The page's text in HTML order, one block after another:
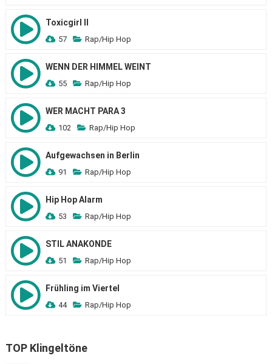
Toxicgirl II
57 Rap/Hip Hop
WENN DER HIMMEL WEINT
55 Rap/Hip Hop
WER MACHT PARA 3
102 Rap/Hip Hop
Aufgewachsen in Berlin
91 Rap/Hip Hop
Hip Hop Alarm
53 Rap/Hip Hop
STIL ANAKONDE
51 Rap/Hip Hop
Frühling im Viertel
44 Rap/Hip Hop
TOP Klingeltöne